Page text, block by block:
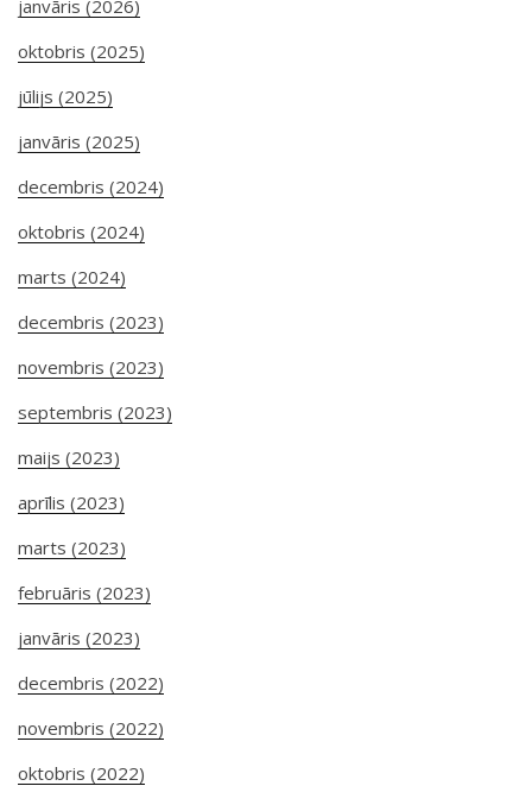
janvāris (2026)
oktobris (2025)
jūlijs (2025)
janvāris (2025)
decembris (2024)
oktobris (2024)
marts (2024)
decembris (2023)
novembris (2023)
septembris (2023)
maijs (2023)
aprīlis (2023)
marts (2023)
februāris (2023)
janvāris (2023)
decembris (2022)
novembris (2022)
oktobris (2022)